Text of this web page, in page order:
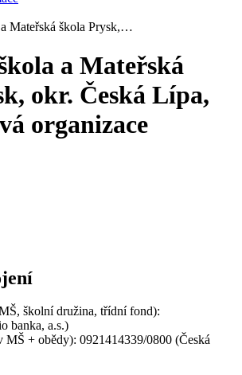
Mateřská škola Prysk,…
a Mateřská
okr. Česká Lípa,
organizace
školní družina, třídní fond):
banka, a.s.)
MŠ + obědy): 0921414339/0800 (Česká